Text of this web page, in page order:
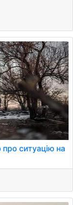
ситуацію на